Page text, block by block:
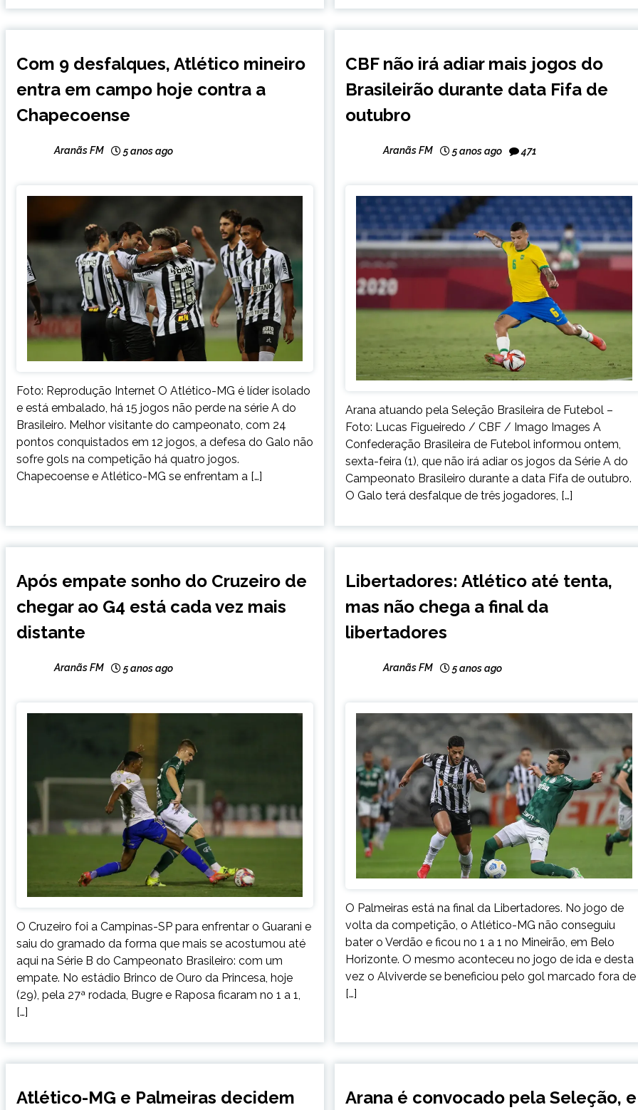
Com 9 desfalques, Atlético mineiro
entra em campo hoje contra a
Chapecoense
Aranãs FM 5 anos ago
Foto: Reprodução Internet O Atlético-MG é líder isolado
e está embalado, há 15 jogos não perde na série A do
Brasileiro. Melhor visitante do campeonato, com 24
pontos conquistados em 12 jogos, a defesa do Galo não
sofre gols na competição há quatro jogos.
Chapecoense e Atlético-MG se enfrentam a […]
CBF não irá adiar mais jogos do
Brasileirão durante data Fifa de
outubro
Aranãs FM 5 anos ago 471
Arana atuando pela Seleção Brasileira de Futebol –
Foto: Lucas Figueiredo / CBF / Imago Images A
Confederação Brasileira de Futebol informou ontem,
sexta-feira (1), que não irá adiar os jogos da Série A do
Campeonato Brasileiro durante a data Fifa de outubro.
O Galo terá desfalque de três jogadores, […]
Após empate sonho do Cruzeiro de
chegar ao G4 está cada vez mais
distante
Aranãs FM 5 anos ago
O Cruzeiro foi a Campinas-SP para enfrentar o Guarani e
saiu do gramado da forma que mais se acostumou até
aqui na Série B do Campeonato Brasileiro: com um
empate. No estádio Brinco de Ouro da Princesa, hoje
(29), pela 27ª rodada, Bugre e Raposa ficaram no 1 a 1,
[…]
Libertadores: Atlético até tenta,
mas não chega a final da
libertadores
Aranãs FM 5 anos ago
O Palmeiras está na final da Libertadores. No jogo de
volta da competição, o Atlético-MG não conseguiu
bater o Verdão e ficou no 1 a 1 no Mineirão, em Belo
Horizonte. O mesmo aconteceu no jogo de ida e desta
vez o Alviverde se beneficiou pelo gol marcado fora de
[…]
Atlético-MG e Palmeiras decidem
NOTÍCIAS
Arana é convocado pela Seleção, e